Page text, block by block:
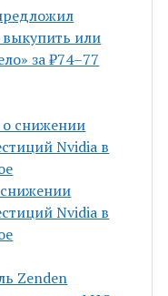
или
за ₽74–77
снижении
Nvidia в